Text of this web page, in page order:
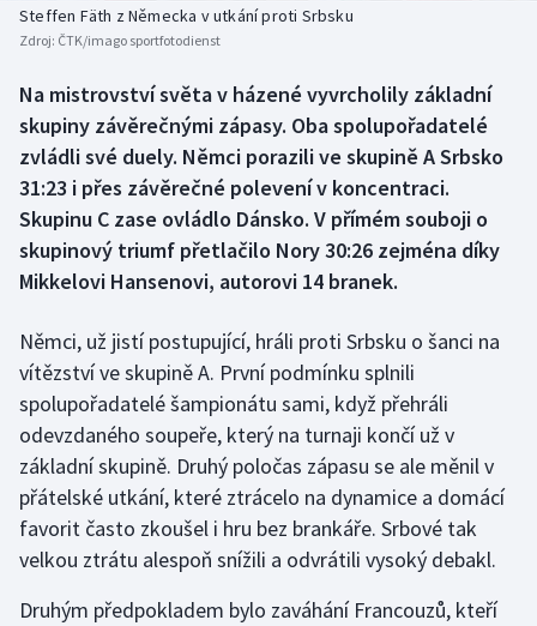
Biatlon
Boby a skeleton
Box
Curling
Cyklistika
Florbal
Futsal
Golf
Gymnastika
Házená
AZ kvíz
Steffen Fäth z Německa v utkání proti Srbsku
Zdroj: ČTK/imago sportfotodienst
Na mistrovství světa v házené vyvrcholily základní
skupiny závěrečnými zápasy. Oba spolupořadatelé
zvládli své duely. Němci porazili ve skupině A Srbsko
31:23 i přes závěrečné polevení v koncentraci.
Skupinu C zase ovládlo Dánsko. V přímém souboji o
skupinový triumf přetlačilo Nory 30:26 zejména díky
Mikkelovi Hansenovi, autorovi 14 branek.
Němci, už jistí postupující, hráli proti Srbsku o šanci na
vítězství ve skupině A. První podmínku splnili
spolupořadatelé šampionátu sami, když přehráli
odevzdaného soupeře, který na turnaji končí už v
základní skupině. Druhý poločas zápasu se ale měnil v
přátelské utkání, které ztrácelo na dynamice a domácí
favorit často zkoušel i hru bez brankáře. Srbové tak
velkou ztrátu alespoň snížili a odvrátili vysoký debakl.
Druhým předpokladem bylo zaváhání Francouzů, kteří